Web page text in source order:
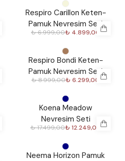
Respiro Carillon Keten-
Pamuk Nevresim Seti
₺ 6.999,00₺ 4.899,00
Respiro Bondi Keten-
Pamuk Nevresim Seti
₺ 8.999,00₺ 6.299,00
Koena Meadow
Nevresim Seti
₺ 17.499,00₺ 12.249,00
Neema Horizon Pamuk